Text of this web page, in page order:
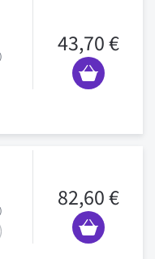
43,70 €
82,60 €